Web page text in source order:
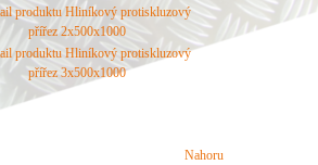
Nahoru